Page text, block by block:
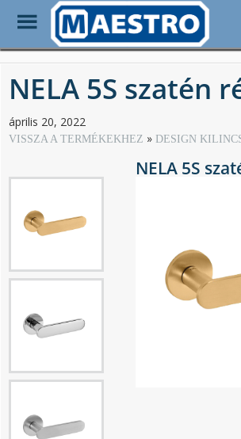
Skip
main
Toggle
Menu
NELA 5S szatén
április 20, 2022
VISSZA A TERMÉKEKHEZ DESIGN
NELA 5S